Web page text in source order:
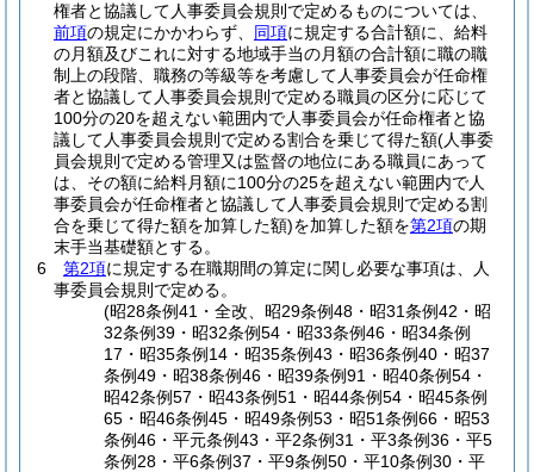
権者と協議して人事委員会規則で定めるものについては、
前項の規定にかかわらず、 同項に規定する合計額に、給料
の月額及びこれに対する地域手当の月額の合計額に職の職
制上の段階、職務の等級等を考慮して人事委員会が任命権
者と協議して人事委員会規則で定める職員の区分に応じて
100分の20を超えない範囲内で人事委員会が任命権者と協
議して人事委員会規則で定める割合を乗じて得た額(人事委
員会規則で定める管理又は監督の地位にある職員にあって
は、その額に給料月額に100分の25を超えない範囲内で人
事委員会が任命権者と協議して人事委員会規則で定める割
合を乗じて得た額を加算した額)を加算した額を第2項の期
末手当基礎額とする。
6
第2項に規定する在職期間の算定に関し必要な事項は、人
事委員会規則で定める。
(昭28条例41・全改、昭29条例48・昭31条例42・昭
32条例39・昭32条例54・昭33条例46・昭34条例
17・昭35条例14・昭35条例43・昭36条例40・昭37
条例49・昭38条例46・昭39条例91・昭40条例54・
昭42条例57・昭43条例51・昭44条例54・昭45条例
65・昭46条例45・昭49条例53・昭51条例66・昭53
条例46・平元条例43・平2条例31・平3条例36・平5
条例28・平6条例37・平9条例50・平10条例30・平